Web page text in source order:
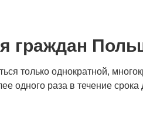
граждан
только однократной,
одного раза в течение